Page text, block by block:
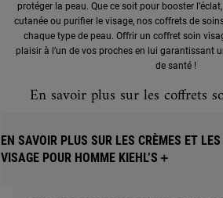
protéger la peau. Que ce soit pour booster
cutanée ou purifier le visage, nos coffrets de
chaque type de peau. Offrir un coffret soin
plaisir à l’un de vos proches en lui garantissant
de santé !
En savoir plus sur les coffrets
EN SAVOIR PLUS SUR LES CRÈMES ET
VISAGE POUR HOMME KIEHL’S ＋